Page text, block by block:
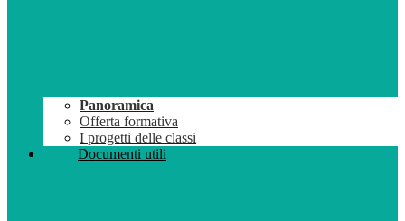
Panoramica
Offerta formativa
I progetti delle classi
Documenti utili